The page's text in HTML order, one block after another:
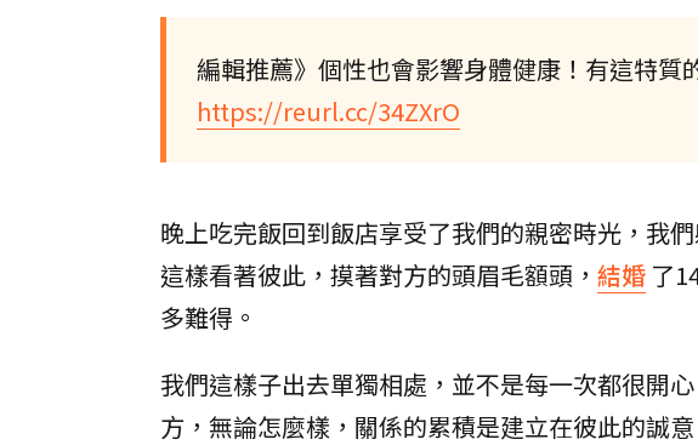
編輯推薦》個性也會影響身體健康！有這特質
https://reurl.cc/34ZXrO
晚上吃完飯回到飯店享受了我們的親密時光，我
這樣看著彼此，摸著對方的頭眉毛額頭， 結婚 了
多難得。
我們這樣子出去單獨相處，並不是每一次都很開
方，無論怎麼樣，關係的累積是建立在彼此的誠